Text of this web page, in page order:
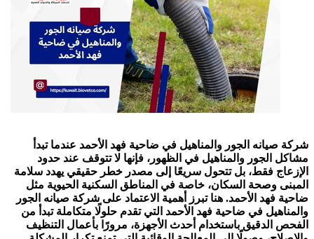
شركة صيانه الجور والمناهيل في ضاحية فهد الأحمد عندما تبدأ
مشاكل الجور والمناهيل في الظهور، فإنها لا تتوقف عند حدود
الإزعاج فقط، بل تتحول سريعًا إلى مصدر خطر حقيقي يهدد سلامة
المبنى وصحة السكان، خاصة في المناطق السكنية الحيوية مثل
ضاحية فهد الأحمد. هنا تبرز أهمية الاعتماد على شركة صيانه الجور
والمناهيل في ضاحية فهد الأحمد التي تقدم حلولًا متكاملة تبدأ من
الفحص الدقيق باستخدام أحدث الأجهزة، مرورًا بأعمال التنظيف